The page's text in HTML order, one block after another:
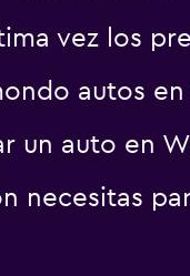
vez los
autos
un auto en
necesitas